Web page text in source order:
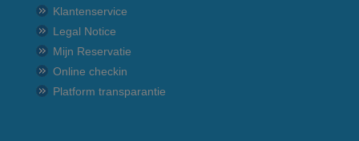
Klantenservice
Legal Notice
Mijn Reservatie
Online checkin
Platform transparantie